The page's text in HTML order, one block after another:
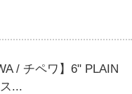
/ チペワ】6" PLAIN
...